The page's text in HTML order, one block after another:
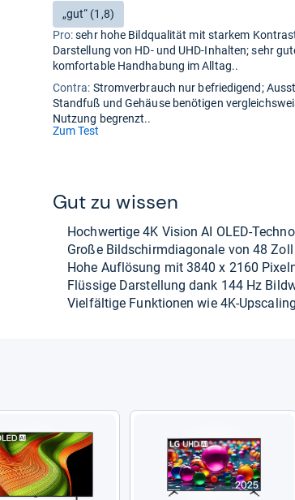
Bewertung:
„gut“ (1,8)
Pro:sehr hohe Bildqualität mit starkem
Darstellung von HD- und UHD-Inhalten; sehr
komfortable Handhabung im Alltag..
Contra: Stromverbrauch nur befriedigend;
Standfuß und Gehäuse benötigen
Nutzung begrenzt..
Zum Test (öffnet
Gut zu wis­sen
Hoch­wer­tige 4K Vision AI OLED-​
Große Bild­schirm­dia­go­nale von 48 Zoll
Hohe Auf­lö­sung mit 3840 x 2160
Flüs­sige Dar­stel­lung dank 144 Hz
Viel­fäl­tige Funk­tio­nen wie 4K-​